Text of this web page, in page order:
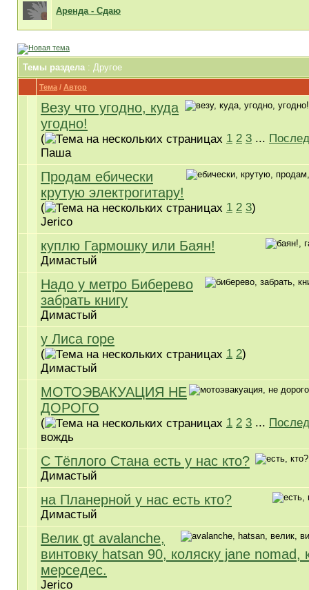
Аренда - Сдаю
Темы раздела: Другое
Тема / Автор
Везу что угодно, куда
угодно!
( 1 2 3 ...
Паша
Продам ебически
крутую электрогитару!
( 1 2 3)
Jerico
куплю Гармошку или Баян!
Димастый
Надо у метро Биберево
забрать книгу
Димастый
у Лиса горе
( 1 2)
Димастый
МОТОЭВАКУАЦИЯ НЕ
ДОРОГО
( 1 2 3 ...
вождь
С Тёплого Стана есть у нас кто?
Димастый
на Планерной у нас есть кто?
Димастый
Велик gt avalanche,
винтовку hatsan 90, коляску jane nomad,
мерседес.
Jerico